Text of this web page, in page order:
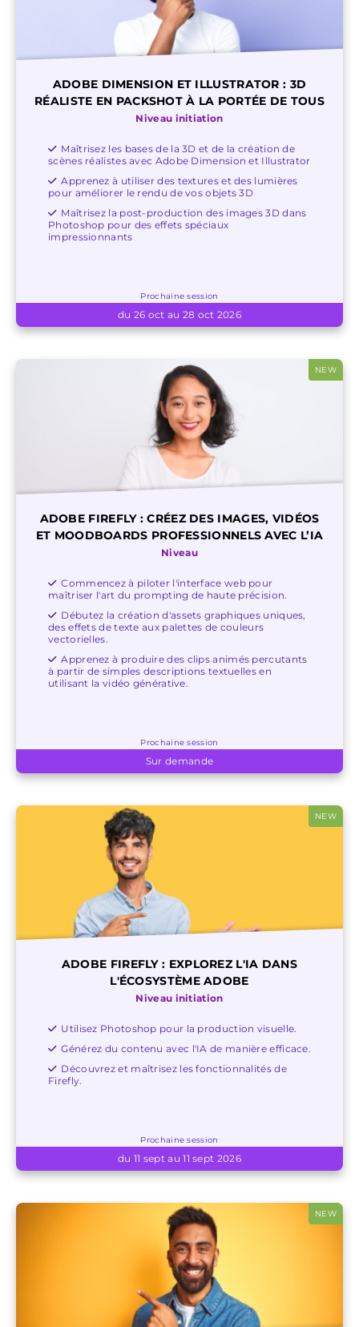
ADOBE DIMENSION ET ILLUSTRATOR : 3D
RÉALISTE EN PACKSHOT À LA PORTÉE DE TOUS
Niveau initiation
Maîtrisez les bases de la 3D et de la création de
scènes réalistes avec Adobe Dimension et Illustrator
Apprenez à utiliser des textures et des lumières
pour améliorer le rendu de vos objets 3D
Maîtrisez la post-production des images 3D dans
Photoshop pour des effets spéciaux
impressionnants
Prochaine session
du 26 oct au 28 oct 2026
NEW
ADOBE FIREFLY : CRÉEZ DES IMAGES, VIDÉOS
ET MOODBOARDS PROFESSIONNELS AVEC L’IA
Niveau
Commencez à piloter l'interface web pour
maîtriser l'art du prompting de haute précision.
Débutez la création d'assets graphiques uniques,
des effets de texte aux palettes de couleurs
vectorielles.
Apprenez à produire des clips animés percutants
à partir de simples descriptions textuelles en
utilisant la vidéo générative.
Prochaine session
Sur demande
NEW
ADOBE FIREFLY : EXPLOREZ L'IA DANS
L'ÉCOSYSTÈME ADOBE
Niveau initiation
Utilisez Photoshop pour la production visuelle.
Générez du contenu avec l'IA de manière efficace.
Découvrez et maîtrisez les fonctionnalités de
Firefly.
Prochaine session
du 11 sept au 11 sept 2026
NEW